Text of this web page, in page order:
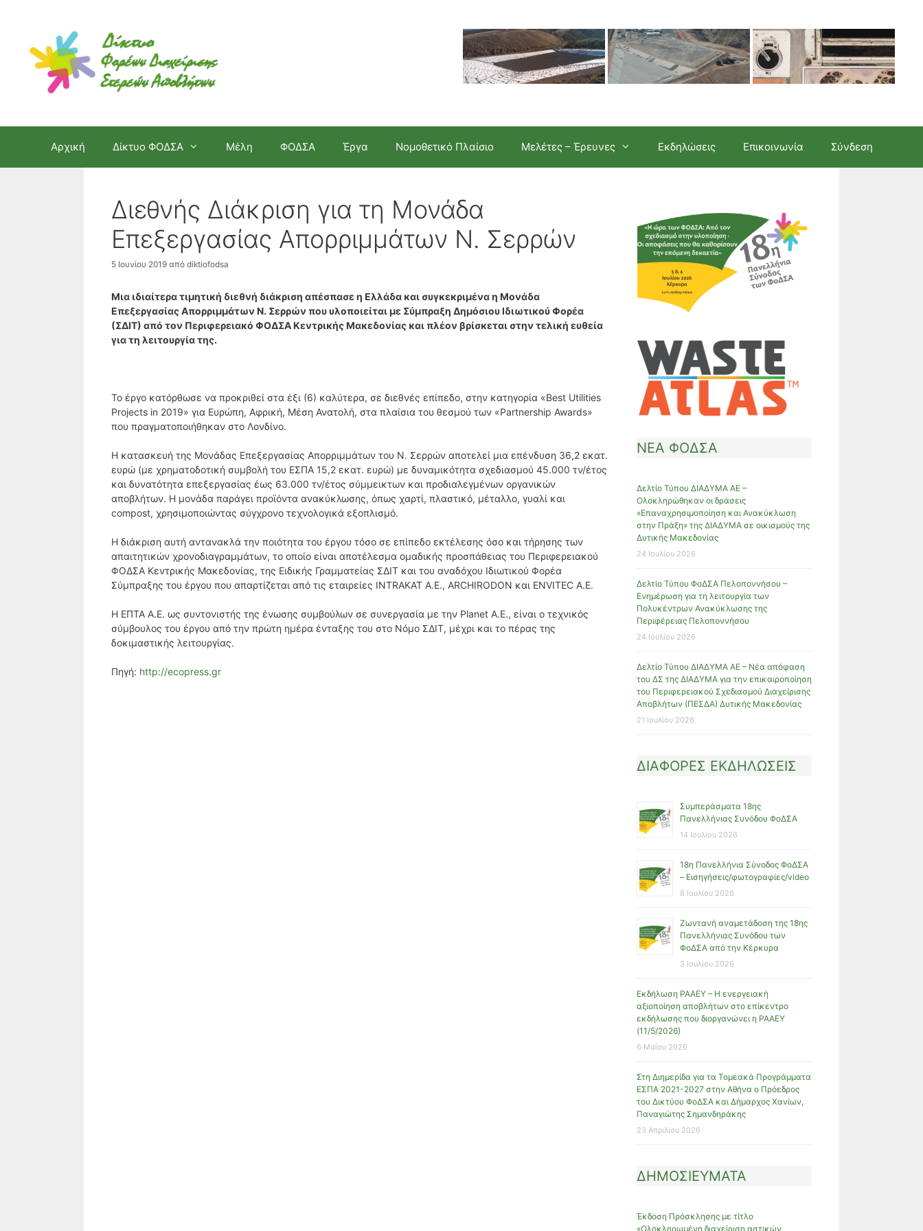
περιεχόμενο
Αρχική Δίκτυο ΦΟΔΣΑ Μέλη ΦΟΔΣΑ Έργα Νομοθετικό Πλαίσιο Μελέτες – Έρευνες Εκδηλώσεις Επικοινωνία Σύνδεση
Διεθνής Διάκριση για τη Μονάδα
Επεξεργασίας Απορριμμάτων Ν. Σερρών
5 Ιουνίου 2019 από diktiofodsa
Μια ιδιαίτερα τιμητική διεθνή διάκριση απέσπασε η Ελλάδα και συγκεκριμένα η Μονάδα
Επεξεργασίας Απορριμμάτων Ν. Σερρών που υλοποιείται με Σύμπραξη Δημόσιου Ιδιωτικού Φορέα
(ΣΔΙΤ) από τον Περιφερειακό ΦΟΔΣΑ Κεντρικής Μακεδονίας και πλέον βρίσκεται στην τελική ευθεία
για τη λειτουργία της.
Το έργο κατόρθωσε να προκριθεί στα έξι (6) καλύτερα, σε διεθνές επίπεδο, στην κατηγορία «Best Utilities
Projects in 2019» για Ευρώπη, Αφρική, Μέση Ανατολή, στα πλαίσια του θεσμού των «Partnership Awards»
που πραγματοποιήθηκαν στο Λονδίνο.
Η κατασκευή της Μονάδας Επεξεργασίας Απορριμμάτων του Ν. Σερρών αποτελεί μια επένδυση 36,2 εκατ.
ευρώ (με χρηματοδοτική συμβολή του ΕΣΠΑ 15,2 εκατ. ευρώ) με δυναμικότητα σχεδιασμού 45.000 τν/έτος
και δυνατότητα επεξεργασίας έως 63.000 τν/έτος σύμμεικτων και προδιαλεγμένων οργανικών
αποβλήτων. Η μονάδα παράγει προϊόντα ανακύκλωσης, όπως χαρτί, πλαστικό, μέταλλο, γυαλί και
compost, χρησιμοποιώντας σύγχρονο τεχνολογικά εξοπλισμό.
Η διάκριση αυτή αντανακλά την ποιότητα του έργου τόσο σε επίπεδο εκτέλεσης όσο και τήρησης των
απαιτητικών χρονοδιαγραμμάτων, το οποίο είναι αποτέλεσμα ομαδικής προσπάθειας του Περιφερειακού
ΦΟΔΣΑ Κεντρικής Μακεδονίας, της Ειδικής Γραμματείας ΣΔΙΤ και του αναδόχου Ιδιωτικού Φορέα
Σύμπραξης του έργου που απαρτίζεται από τις εταιρείες INTRAKAT Α.Ε., ARCHIRODON και ENVITEC Α.Ε.
Η ΕΠΤΑ Α.Ε. ως συντονιστής της ένωσης συμβούλων σε συνεργασία με την Planet A.E., είναι ο τεχνικός
σύμβουλος του έργου από την πρώτη ημέρα ένταξης του στο Νόμο ΣΔΙΤ, μέχρι και το πέρας της
δοκιμαστικής λειτουργίας.
Πηγή: http://ecopress.gr
ΝΕΑ ΦΟΔΣΑ
Δελτίο Τύπου ΔΙΑΔΥΜΑ ΑΕ –
Ολοκληρώθηκαν οι δράσεις
«Επαναχρησιμοποίηση και Ανακύκλωση
στην Πράξη» της ΔΙΑΔΥΜΑ σε οικισμούς της
Δυτικής Μακεδονίας
24 Ιουλίου 2026
Δελτίο Τύπου ΦοΔΣΑ Πελοποννήσου –
Ενημέρωση για τη λειτουργία των
Πολυκέντρων Ανακύκλωσης της
Περιφέρειας Πελοποννήσου
24 Ιουλίου 2026
Δελτίο Τύπου ΔΙΑΔΥΜΑ ΑΕ – Νέα απόφαση
του ΔΣ της ΔΙΑΔΥΜΑ για την επικαιροποίηση
του Περιφερειακού Σχεδιασμού Διαχείρισης
Αποβλήτων (ΠΕΣΔΑ) Δυτικής Μακεδονίας
21 Ιουλίου 2026
ΔΙΑΦΟΡΕΣ ΕΚΔΗΛΩΣΕΙΣ
Συμπεράσματα 18ης
Πανελλήνιας Συνόδου ΦοΔΣΑ
14 Ιουλίου 2026
18η Πανελλήνια Σύνοδος ΦοΔΣΑ
– Εισηγήσεις/φωτογραφίες/video
8 Ιουλίου 2026
Ζωντανή αναμετάδοση της 18ης
Πανελλήνιας Συνόδου των
ΦοΔΣΑ από την Κέρκυρα
3 Ιουλίου 2026
Εκδήλωση ΡΑΑΕΥ – Η ενεργειακή
αξιοποίηση αποβλήτων στο επίκεντρο
εκδήλωσης που διοργανώνει η ΡΑΑΕΥ
(11/5/2026)
6 Μαΐου 2026
Στη Διημερίδα για τα Τομεακά Προγράμματα
ΕΣΠΑ 2021-2027 στην Αθήνα ο Πρόεδρος
του Δικτύου ΦοΔΣΑ και Δήμαρχος Χανίων,
Παναγιώτης Σημανδηράκης
23 Απριλίου 2026
ΔΗΜΟΣΙΕΥΜΑΤΑ
Έκδοση Πρόσκλησης με τίτλο
«Ολοκληρωμένη διαχείριση αστικών